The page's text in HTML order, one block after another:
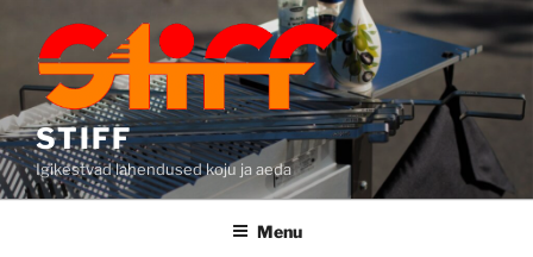
content
STIFF
Igikestvad lahendused koju ja aeda
Menu